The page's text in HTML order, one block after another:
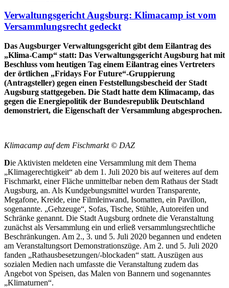
Verwaltungsgericht Augsburg: Klimacamp ist vom
Versammlungsrecht gedeckt
Das Augsburger Verwaltungsgericht gibt dem Eilantrag des
„Klima-Camp“ statt: Das Verwaltungsgericht Augsburg hat mit
Beschluss vom heutigen Tag einem Eilantrag eines Vertreters
der örtlichen „Fridays For Future“-Gruppierung
(Antragsteller) gegen einen Feststellungsbescheid der Stadt
Augsburg stattgegeben. Die Stadt hatte dem Klimacamp, das
gegen die Energiepolitik der Bundesrepublik Deutschland
demonstriert, die Eigenschaft der Versammlung abgesprochen.
Klimacamp auf dem Fischmarkt © DAZ
Die Aktivisten meldeten eine Versammlung mit dem Thema
„Klimagerechtigkeit“ ab dem 1. Juli 2020 bis auf weiteres auf dem
Fischmarkt, einer Fläche unmittelbar neben dem Rathaus der Stadt
Augsburg, an. Als Kundgebungsmittel wurden Transparente,
Megafone, Kreide, eine Filmleinwand, Isomatten, ein Pavillon,
sogenannte. „Gehzeuge“, Sofas, Tische, Stühle, Autoreifen und
Schränke genannt. Die Stadt Augsburg ordnete die Veranstaltung
zunächst als Versammlung ein und erließ versammlungsrechtliche
Beschränkungen. Am 2., 3. und 5. Juli 2020 begannen und endeten
am Veranstaltungsort Demonstrationszüge. Am 2. und 5. Juli 2020
fanden „Rathausbesetzungen/-blockaden“ statt. Auszügen aus
sozialen Medien nach umfasste die Veranstaltung zudem das
Angebot von Speisen, das Malen von Bannern und sogenanntes
„Klimaturnen“.